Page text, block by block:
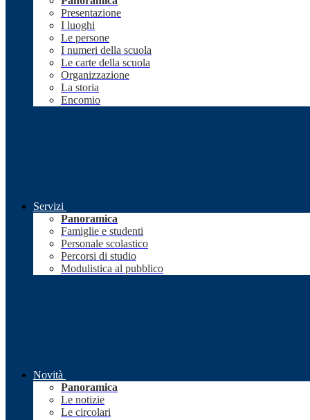
Presentazione
I luoghi
Le persone
I numeri della scuola
Le carte della scuola
Organizzazione
La storia
Encomio
Servizi
Panoramica
Famiglie e studenti
Personale scolastico
Percorsi di studio
Modulistica al pubblico
Novità
Panoramica
Le notizie
Le circolari